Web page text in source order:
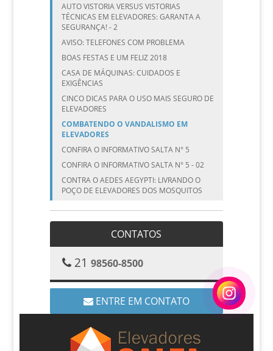
AUTO VISTORIA VERSUS VISTORIAS
TÉCNICAS EM ELEVADORES: GARANTA A
SEGURANÇA! - 2
AVISO: TELEFONES COM PROBLEMA
BOAS FESTAS E UM FELIZ 2018
CASA DE MÁQUINAS: CUIDADOS E
EXIGÊNCIAS
CINCO DICAS PARA O USO MAIS SEGURO DE
ELEVADORES
COMBATENDO O VANDALISMO EM
ELEVADORES
CONFIRA O INFORMATIVO SALTA N° 5
CONFIRA O INFORMATIVO SALTA N° 5 - 02
CONTRA O AEDES AEGYPTI: LIVRANDO O
POÇO DE ELEVADORES DOS MOSQUITOS
CUIDADO COM AS CRIANÇAS EM
CUIDADO COM AS CRIANÇAS EM
ELEVADORES NAS FÉRIAS – PARTE I
CUIDADO COM ELEVADORES EM ÉPOCA DE
CUIDADO COM OS BOTÕES DE COMANDO
ELEVADOR ESPACIAL DE 20 KM PARA
PRÉDIO MAIS ALTO DO MUNDO
CONTATOS
21 98560-8500
ENTRE EM CONTATO